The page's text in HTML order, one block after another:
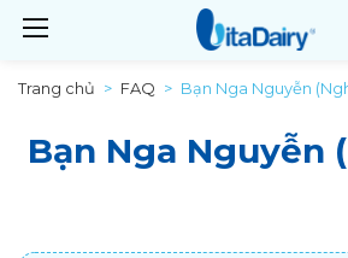
Trang chủ FAQ Bạn Nga Nguyễn
Bạn Nga Nguyễn